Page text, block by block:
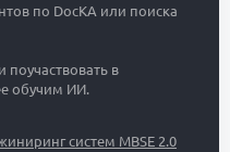
по DocKA или поиска
поучаствовать в
обучим ИИ.
систем MBSE 2.0